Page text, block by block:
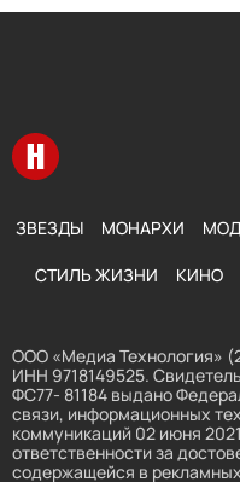
Перейти на главную
ЗВЕЗДЫ МОНАРХИ
СТИЛЬ ЖИЗНИ КИНО
ООО «Медиа Технология»
ИНН 9718149525.
ФС77- 81184 выдано
связи, информационных
коммуникаций 02 июня
ответственности за
содержащейся в